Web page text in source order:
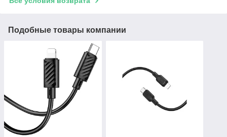
Подобные товары компании